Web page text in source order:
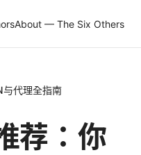
About — The Six Others
与代理全指南
荐：你